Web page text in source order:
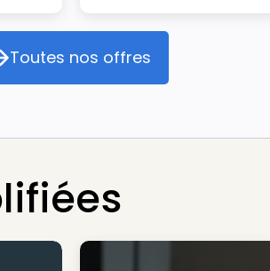
Toutes nos offres
Toutes nos offres